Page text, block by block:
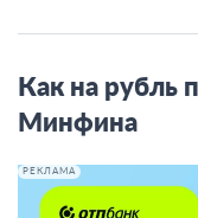
Как на рубль
Минфина
РЕКЛАМА